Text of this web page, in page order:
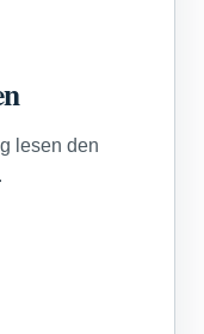
lesen den